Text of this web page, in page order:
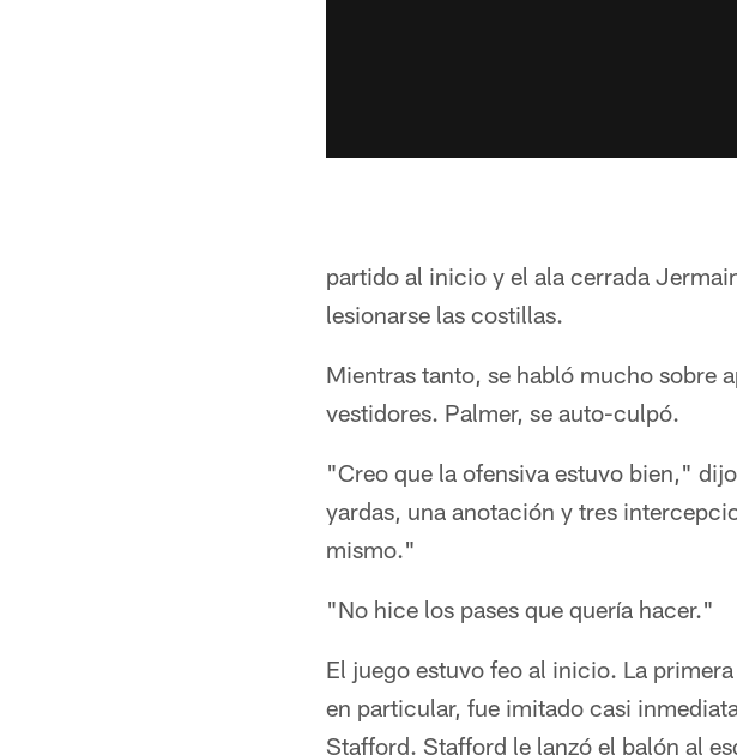
partido al inicio y el ala cerrada
lesionarse las costillas.
Mientras tanto, se habló mucho sobre
vestidores. Palmer, se auto-culpó.
"Creo que la ofensiva estuvo bien,"
yardas, una anotación y tres
mismo."
"No hice los pases que quería hacer."
El juego estuvo feo al inicio. La
en particular, fue imitado casi
Stafford. Stafford le lanzó el balón al